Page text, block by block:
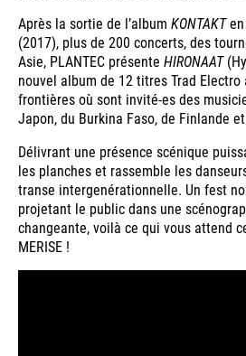
Après la sortie de l’album KONTAKT
(2017), plus de 200 concerts, des
Asie, PLANTEC présente HIRONAAT
nouvel album de 12 titres Trad
frontières où sont invité-es des
Japon, du Burkina Faso, de Finlande
Délivrant une présence scénique
les planches et rassemble les
transe intergenérationnelle. Un fest
projetant le public dans une
changeante, voilà ce qui vous attend
MERISE !